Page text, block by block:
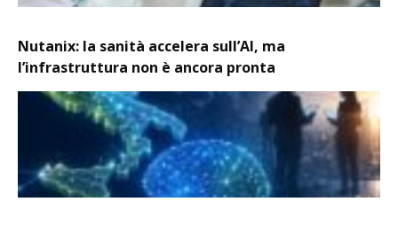
Nutanix: la sanità accelera sull’AI, ma
l’infrastruttura non è ancora pronta